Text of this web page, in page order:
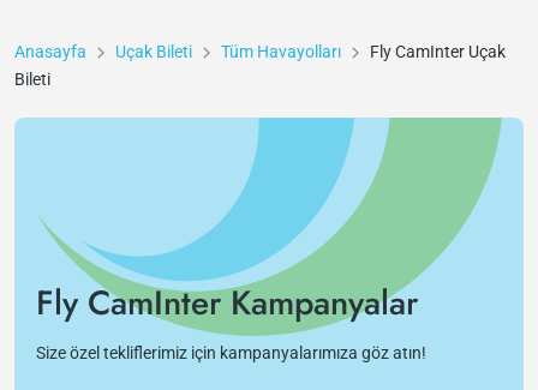
Anasayfa Uçak Bileti Tüm Havayolları Fly CamInter Uçak
Bileti
Fly CamInter Kampanyalar
Size özel tekliflerimiz için kampanyalarımıza göz atın!